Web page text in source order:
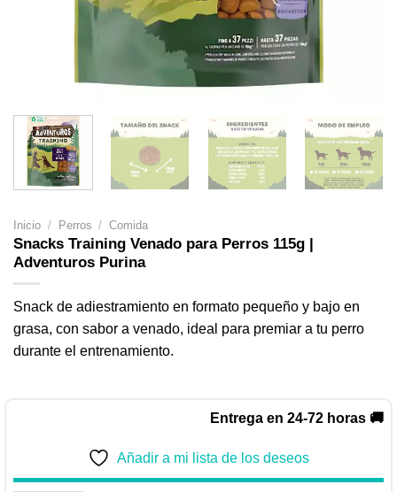
Inicio / Perros / Comida
Snacks Training Venado para Perros 115g |
Adventuros Purina
Snack de adiestramiento en formato pequeño y bajo en
grasa, con sabor a venado, ideal para premiar a tu perro
durante el entrenamiento.
Entrega en 24-72 horas 🚚
Añadir a mi lista de los deseos